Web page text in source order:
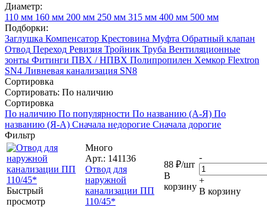
Диаметр:
110 мм 160 мм 200 мм 250 мм 315 мм 400 мм 500 мм
Подборки:
Заглушка Компенсатор Крестовина Муфта Обратный клапан
Отвод Переход Ревизия Тройник Труба Вентиляционные
зонты Фитинги ПВХ / НПВХ Полипропилен Хемкор Flextron
SN4 Ливневая канализация SN8
Сортировка
Сортировать: По наличию
Сортировка
По наличию По популярности По названию (А-Я) По
названию (Я-А) Сначала недорогие Сначала дорогие
Фильтр
Быстрый
просмотр
Много
Арт.: 141136
Отвод для
наружной
канализации ПП
110/45*
88 ₽/шт
В
корзину
-
+
В корзину